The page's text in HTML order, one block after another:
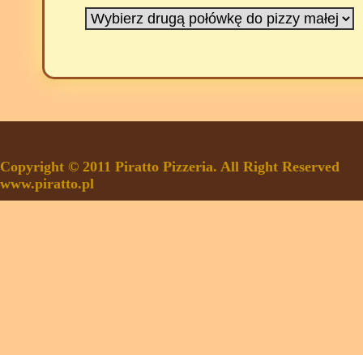
Copyright © 2011 Piratto Pizzeria. All Right Reserved
www.piratto.pl